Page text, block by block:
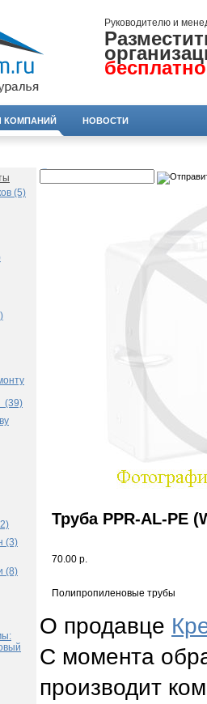
Руководителю и
бесплатно
КОМПАНИЙ НОВОСТИ
(5)
(39)
(3)
(8)
Труба PPR-AL-PE
70.00 р.
Полипропиленовые трубы
О продавце
С момента
производит